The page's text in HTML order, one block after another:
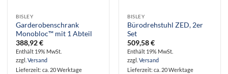
BISLEY
Garderobenschrank
Monobloc™ mit 1 Abteil
388,92€
Enthält 19% MwSt.
zzgl.Versand
Lieferzeit: ca. 20 Werktage
BISLEY
Bürodrehstuhl ZED, 2er
Set
509,58€
Enthält 19% MwSt.
zzgl.Versand
Lieferzeit: ca. 20 Werktage